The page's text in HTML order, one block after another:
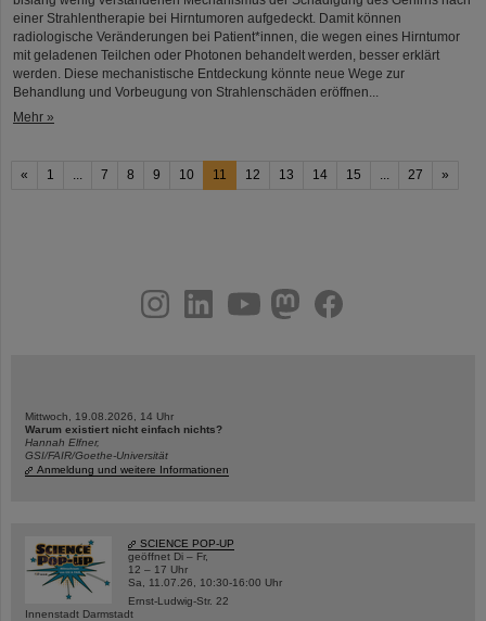
einer Strahlentherapie bei Hirntumoren aufgedeckt. Damit können
radiologische Veränderungen bei Patient*innen, die wegen eines Hirntumor
mit geladenen Teilchen oder Photonen behandelt werden, besser erklärt
werden. Diese mechanistische Entdeckung könnte neue Wege zur
Behandlung und Vorbeugung von Strahlenschäden eröffnen...
Mehr »
« 1 ... 7 8 9 10 11 12 13 14 15 ... 27 »
youtubehelmholtz.socialfacebook
Mittwoch, 19.08.2026, 14 Uhr
Warum existiert nicht einfach nichts?
Hannah Elfner,
GSI/FAIR/Goethe-Universität
Anmeldung und weitere Informationen
SCIENCE POP-UP
geöffnet Di – Fr,
12 – 17 Uhr
Sa, 11.07.26, 10:30-16:00 Uhr
Ernst-Ludwig-Str. 22
Innenstadt Darmstadt